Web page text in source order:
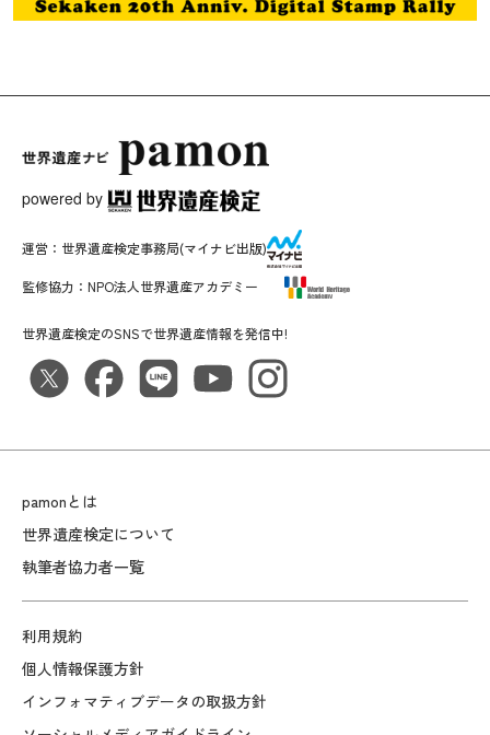
powered by
pamonとは
世界遺産検定について
執筆者協力者一覧
利用規約
個人情報保護方針
インフォマティブデータの取扱方針
世界遺産検定のSNSで世界遺産情報を発信中!
運営： 世界遺産検定事務局(マイナビ出版)
監修協力： NPO法人世界遺産アカデミー